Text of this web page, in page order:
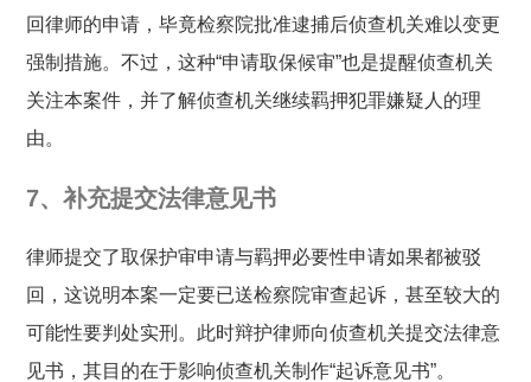
回律师的申请，毕竟检察院批准逮捕后侦查机关难以变更
强制措施。不过，这种“申请取保候审”也是提醒侦查机关
关注本案件，并了解侦查机关继续羁押犯罪嫌疑人的理
由。
7、补充提交法律意见书
律师提交了取保护审申请与羁押必要性申请如果都被驳
回，这说明本案一定要已送检察院审查起诉，甚至较大的
可能性要判处实刑。此时辩护律师向侦查机关提交法律意
见书，其目的在于影响侦查机关制作“起诉意见书”。